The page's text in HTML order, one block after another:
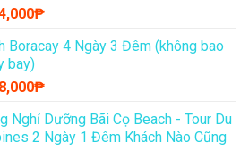
₱Giá
tại
34,000₱.
Boracay 4 Ngày 3 Đêm (không bao
bay)
₱Giá
tại
là:
Nghỉ Dưỡng Bãi Cọ Beach - Tour Du
2 Ngày 1 Đêm Khách Nào Cũng